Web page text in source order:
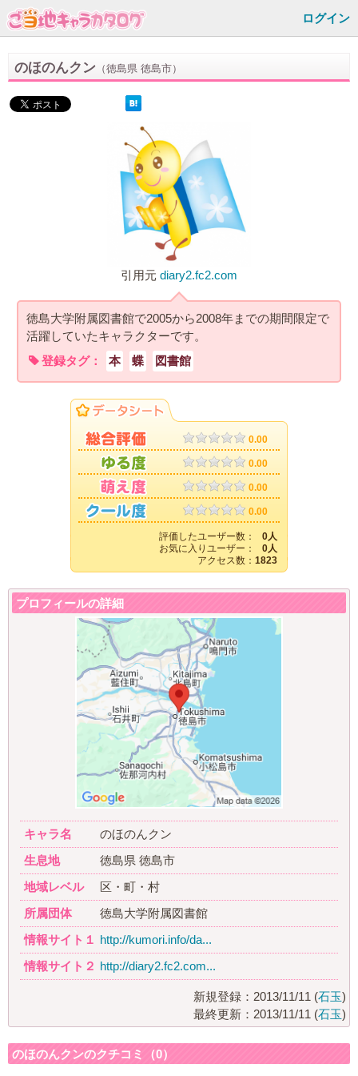
ログイン
のほのんクン （徳島県 徳島市）
引用元 diary2.fc2.com
徳島大学附属図書館で2005から2008年までの期間限定で
活躍していたキャラクターです。
登録タグ：
本 蝶 図書館
0.00
0.00
0.00
0.00
評価したユーザー数：
0人
お気に入りユーザー：
0人
アクセス数： 1823
プロフィールの詳細
キャラ名
のほのんクン
生息地
徳島県 徳島市
地域レベル
区・町・村
所属団体
徳島大学附属図書館
情報サイト１ http://kumori.info/da...
情報サイト２ http://diary2.fc2.com...
新規登録：2013/11/11 (石玉)
最終更新：2013/11/11 (石玉)
のほのんクンのクチコミ（0）